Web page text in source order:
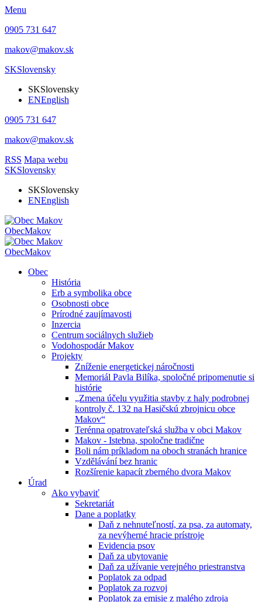
Menu
0905 731 647
makov@makov.sk
SKSlovensky
SKSlovensky
ENEnglish
0905 731 647
makov@makov.sk
RSS Mapa webu
SKSlovensky
SKSlovensky
ENEnglish
ObecMakov
ObecMakov
Obec
História
Erb a symbolika obce
Osobnosti obce
Prírodné zaujímavosti
Inzercia
Centrum sociálnych služieb
Vodohospodár Makov
Projekty
Zníženie energetickej náročnosti
Memoriál Pavla Bilíka, spoločné pripomenutie si
histórie
„Zmena účelu využitia stavby z haly podrobnej
kontroly č. 132 na Hasičskú zbrojnicu obce
Makov“
Terénna opatrovateľská služba v obci Makov
Makov - Istebna, spoločne tradične
Boli nám príkladom na oboch stranách hranice
Vzdělávání bez hranic
Rozšírenie kapacít zberného dvora Makov
Úrad
Ako vybaviť
Sekretariát
Dane a poplatky
Daň z nehnuteľností, za psa, za automaty,
za nevýherné hracie prístroje
Evidencia psov
Daň za ubytovanie
Daň za užívanie verejného priestranstva
Poplatok za odpad
Poplatok za rozvoj
Poplatok za emisie z malého zdroja